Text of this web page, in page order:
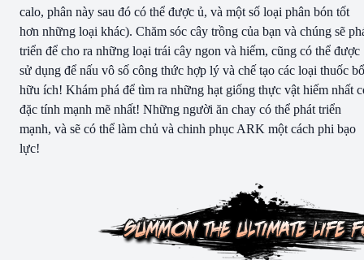
calo, phân này sau đó có thể được ủ, và một số loại phân bón tốt
hơn những loại khác). Chăm sóc cây trồng của bạn và chúng sẽ
triển để cho ra những loại trái cây ngon và hiếm, cũng có thể được
sử dụng để nấu vô số công thức hợp lý và chế tạo các loại thuốc bổ
hữu ích! Khám phá để tìm ra những hạt giống thực vật hiếm nhất
đặc tính mạnh mẽ nhất! Những người ăn chay có thể phát triển
mạnh, và sẽ có thể làm chủ và chinh phục ARK một cách phi bạo
lực!